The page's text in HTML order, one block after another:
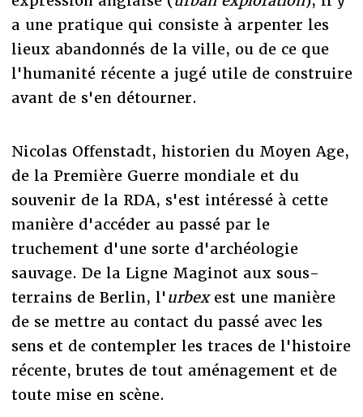
a une pratique qui consiste à arpenter les
lieux abandonnés de la ville, ou de ce que
l'humanité récente a jugé utile de construire
avant de s'en détourner.
Nicolas Offenstadt, historien du Moyen Age,
de la Première Guerre mondiale et du
souvenir de la RDA, s'est intéressé à cette
manière d'accéder au passé par le
truchement d'une sorte d'archéologie
sauvage. De la Ligne Maginot aux sous-
terrains de Berlin, l'urbexest une manière
de se mettre au contact du passé avec les
sens et de contempler les traces de l'histoire
récente, brutes de tout aménagement et de
toute mise en scène.